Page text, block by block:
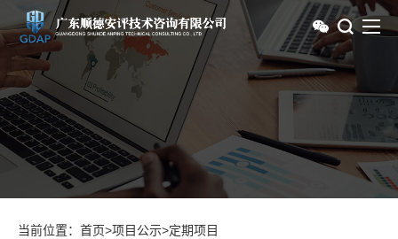
当前位置： 首页>项目公示>定期项目